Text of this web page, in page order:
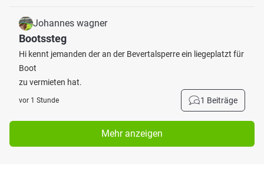
Johannes wagner
Bootssteg
Hi kennt jemanden der an der Bevertalsperre ein liegeplatzt für
Boot
zu vermieten hat.
vor 1 Stunde 1 Beiträge
Mehr anzeigen